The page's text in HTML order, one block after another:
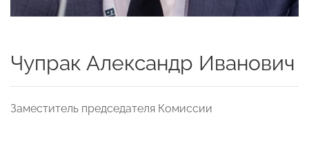
Чупрак Александр Иванович
Заместитель председателя Комиссии